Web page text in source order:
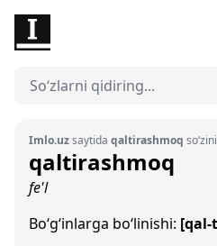
Imlo.uzsaytida qaltirashmoq
qaltirashmoq
fe'l
Bo‘g‘inlarga bo‘linishi: [qal-